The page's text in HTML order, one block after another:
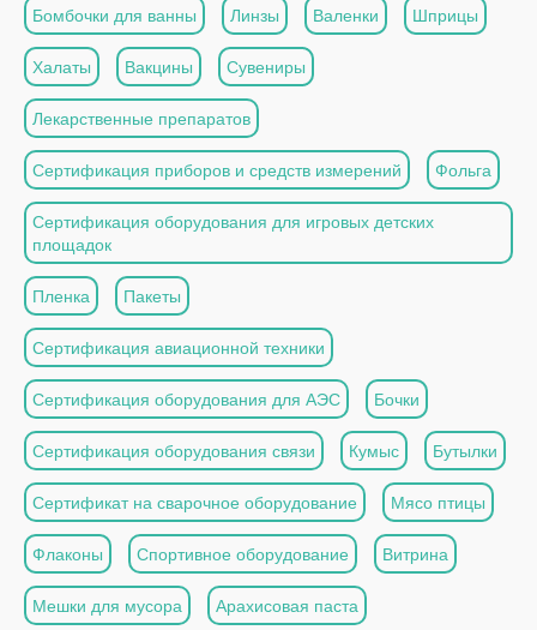
Бомбочки для ванны Линзы Валенки Шприцы
Халаты Вакцины Сувениры
Лекарственные препаратов
Сертификация приборов и средств измерений Фольга
Сертификация оборудования для игровых детских
площадок
Пленка Пакеты
Сертификация авиационной техники
Сертификация оборудования для АЭС Бочки
Сертификация оборудования связи Кумыс Бутылки
Сертификат на сварочное оборудование Мясо птицы
Флаконы Спортивное оборудование Витрина
Мешки для мусора Арахисовая паста